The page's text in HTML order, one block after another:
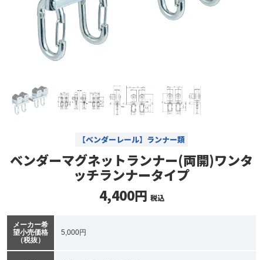
【ベンダーレール】ランナー類
ベンダーマグネットランナー(両開)ワンタ
ッチランナータイプ
4,400円 税込
メーカー希
望小売価格
（税抜）
5,000円